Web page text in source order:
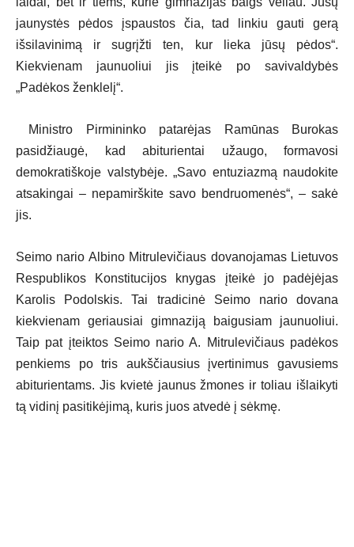
jaunystės pėdos įspaustos čia, tad linkiu gauti gerą
išsilavinimą ir sugrįžti ten, kur lieka jūsų pėdos“.
Kiekvienam jaunuoliui jis įteikė po savivaldybės
„Padėkos ženklelį“.
Ministro Pirmininko patarėjas Ramūnas Burokas
pasidžiaugė, kad abiturientai užaugo, formavosi
demokratiškoje valstybėje. „Savo entuziazmą naudokite
atsakingai – nepamirškite savo bendruomenės“, – sakė
jis.
Seimo nario Albino Mitrulevičiaus dovanojamas Lietuvos
Respublikos Konstitucijos knygas įteikė jo padėjėjas
Karolis Podolskis. Tai tradicinė Seimo nario dovana
kiekvienam geriausiai gimnaziją baigusiam jaunuoliui.
Taip pat įteiktos Seimo nario A. Mitrulevičiaus padėkos
penkiems po tris aukščiausius įvertinimus gavusiems
abiturientams. Jis kvietė jaunus žmones ir toliau išlaikyti
tą vidinį pasitikėjimą, kuris juos atvedė į sėkmę.